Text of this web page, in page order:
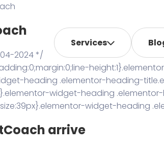
Services
2024 */
heading .elementor-heading-
widget-heading
widget-heading
arrive